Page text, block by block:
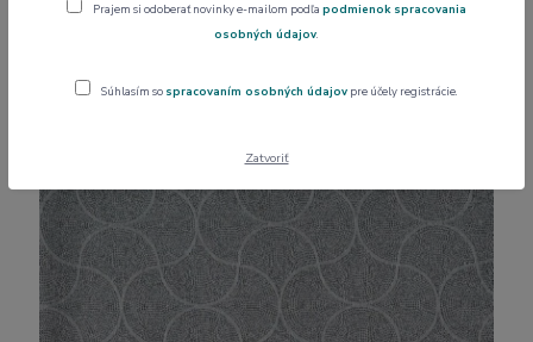
SANDER Vianočný obrus ARCO 85 x 85
Prajem si odoberať novinky e-mailom podľa podmienok spracovania
osobných údajov.
Súhlasím so spracovaním osobných údajov pre účely registrácie.
Zatvoriť